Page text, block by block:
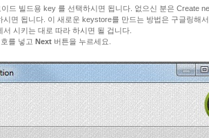
드 빌드용 key 를 선택하시면 됩니다. 없으신 분은 Create
시면 됩니다. 이 새로운 keystore를 만드는 방법은 구글링해
시키는 대로 따라 하시면 될 겁니다.
를 넣고 Next 버튼을 누르세요.